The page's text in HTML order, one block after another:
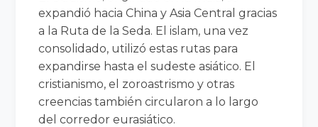
expandió hacia China y Asia Central gracias
a la Ruta de la Seda. El islam, una vez
consolidado, utilizó estas rutas para
expandirse hasta el sudeste asiático. El
cristianismo, el zoroastrismo y otras
creencias también circularon a lo largo
del corredor eurasiático.